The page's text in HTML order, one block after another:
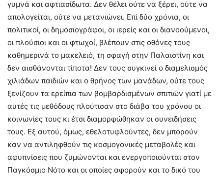
γυμνά και αφτιασίδωτα. Δεν θέλει ούτε να ξέρει, ούτε να
απολογείται, ούτε να μετανιώνει. Επί δύο χρόνια, οι
πολιτικοί, οι δημοσιογράφοι, οι ιερείς και οι διανοούμενοι,
οι πλούσιοι και οι φτωχοί, βλέπουν στις οθόνες τους
καθημερινά το μακελειό, τη σφαγή στην Παλαιστίνη και
δεν αισθάνονται τίποτα! Δεν τους συγκινεί ο διαμελισμός
χιλιάδων παιδιών και ο θρήνος των μανάδων, ούτε τους
ξενίζουν τα ερείπια των βομβαρδισμένων σπιτιών γιατί με
αυτές τις μεθόδους πλούτισαν στο διάβα του χρόνου οι
κοινωνίες τους κι έτσι διαμορφώθηκαν οι συνειδήσεις
τους. Εξ αυτού, όμως, εθελοτυφλούντες, δεν μπορούν
καν να αντιληφθούν τις κοσμογονικές μεταβολές και
αφυπνίσεις που ζυμώνονται και ενεργοποιούνται στον
Παγκόσμιο Νότο και οι οποίες αφορούν και το δικό του